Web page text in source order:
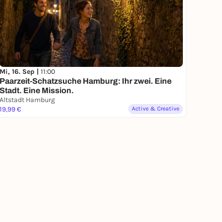
Mi, 16. Sep | 11:00
Paarzeit-Schatzsuche Hamburg: Ihr zwei. Eine
Stadt. Eine Mission.
Altstadt Hamburg
19,99 €
Active & Creative